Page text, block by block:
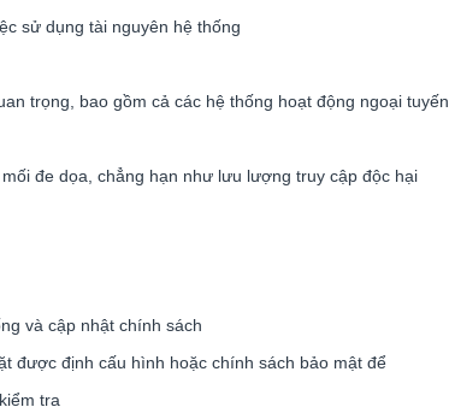
sử dụng tài nguyên hệ thống
trọng, bao gồm cả các hệ thống hoạt động ngoại tuyến
đe dọa, chẳng hạn như lưu lượng truy cập độc hại
và cập nhật chính sách
được định cấu hình hoặc chính sách bảo mật để
tra